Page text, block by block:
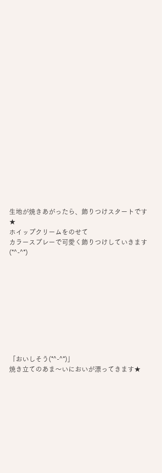
生地が焼きあがったら、飾りつけスタートです
★
ホイップクリームをのせて
カラースプレーで可愛く飾りつけしていきます
(*^-^*)
「おいしそう(*^-^*)」
焼き立てのあま～いにおいが漂ってきます★